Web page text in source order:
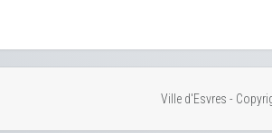
Ville d'Esvres -